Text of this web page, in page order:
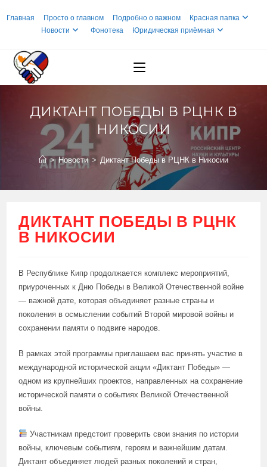
Главная Просто о главном Подробно о важном
Красная папка
Новости
Фонотека Юридическая приёмная
ДИКТАНТ ПОБЕДЫ В РЦНК В
НИКОСИИ
> Новости > Диктант Победы в РЦНК в Никосии
ДИКТАНТ ПОБЕДЫ В РЦНК
В НИКОСИИ
В Республике Кипр продолжается комплекс мероприятий,
приуроченных к Дню Победы в Великой Отечественной войне
— важной дате, которая объединяет разные страны и
поколения в осмыслении событий Второй мировой войны и
сохранении памяти о подвиге народов.
В рамках этой программы приглашаем вас принять участие в
международной исторической акции «Диктант Победы» —
одном из крупнейших проектов, направленных на сохранение
исторической памяти о событиях Великой Отечественной
войны.
Участникам предстоит проверить свои знания по истории
войны, ключевым событиям, героям и важнейшим датам.
Диктант объединяет людей разных поколений и стран,